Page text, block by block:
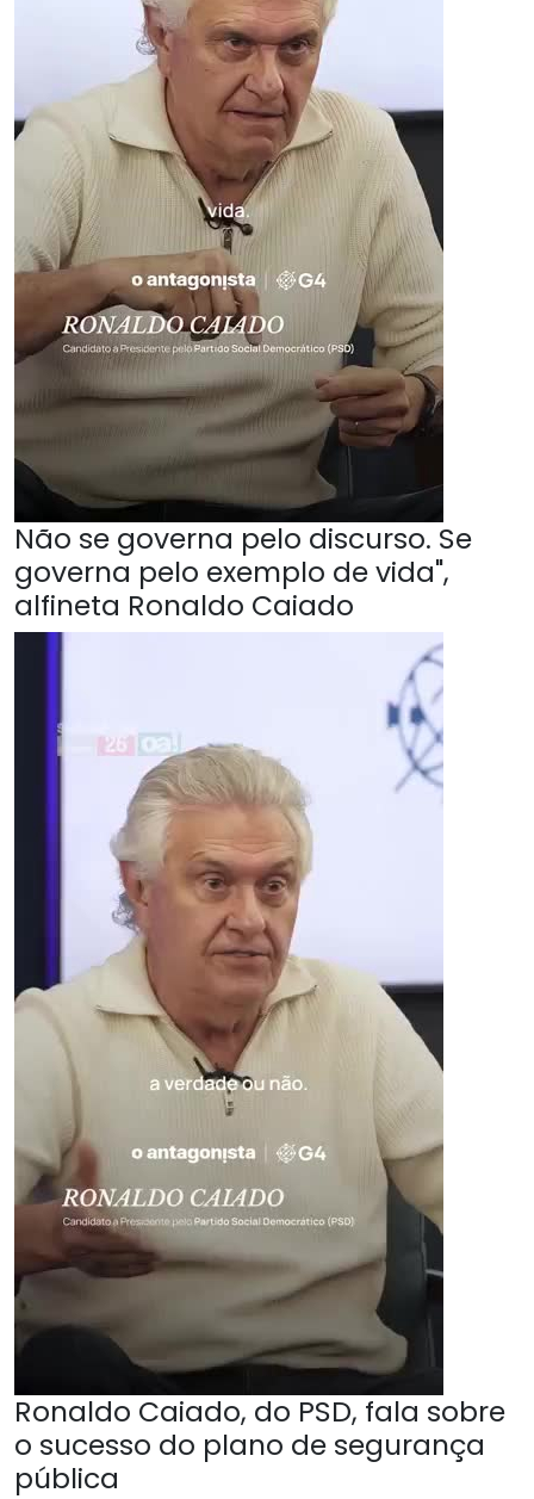
Não se governa pelo discurso. Se
governa pelo exemplo de vida",
alfineta Ronaldo Caiado
Ronaldo Caiado, do PSD, fala sobre
o sucesso do plano de segurança
pública